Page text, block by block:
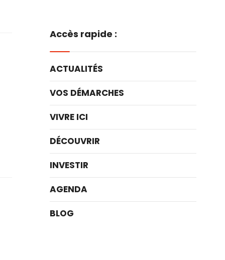
Accès rapide :
ACTUALITÉS
VOS DÉMARCHES
VIVRE ICI
DÉCOUVRIR
INVESTIR
AGENDA
BLOG